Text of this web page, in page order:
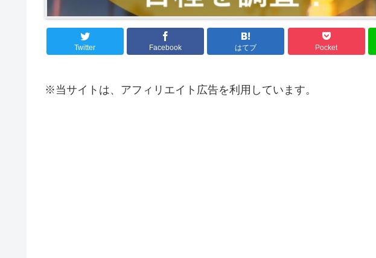
Twitter Facebook はてブ Pocket
※当サイトは、アフィリエイト広告を利用しています。